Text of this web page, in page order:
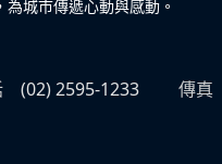
城市傳遞心動與感動。
(02) 2595-1233 傳真